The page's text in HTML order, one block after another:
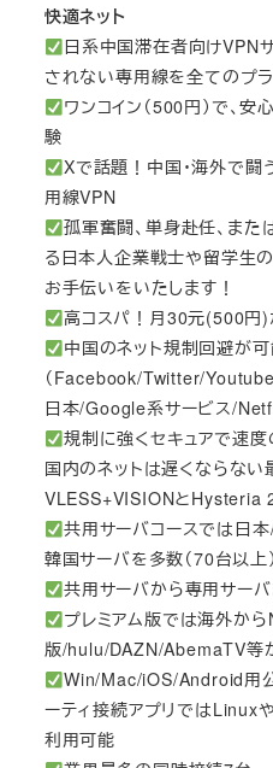
快適ネット
日系中国滞在者向けVPN
されない専用線を全てのプ
ワンコイン（500円）で、安
験
Xで話題！中国・海外で
用線VPN
孤軍奮闘、単身赴任、ま
る日本人企業戦士や留学生
お手伝いをいたします！
高コスパ！月30元(500円)
中国のネット規制回避が
（Facebook/Twitter/
日本/Google系サービス/
規制に強くセキュアで速
国内のネットは遅くならな
VLESS+VISIONとHysteria
共用サーバコースでは日
韓国サーバを多数（70台以
共用サーバから専用サー
プレミアム版では海外か
版/hulu/DAZN/AbemaTV等
Win/Mac/iOS/Android用
ーティ接続アプリでは
利用可能